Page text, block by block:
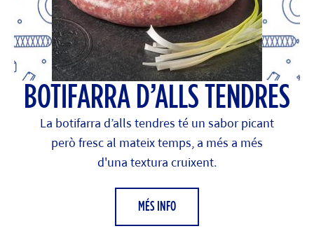
BOTIFARRA D’ALLS TENDRES
La botifarra d’alls tendres té un sabor picant
però fresc al mateix temps, a més a més
d'una textura cruixent.
MÉS INFO